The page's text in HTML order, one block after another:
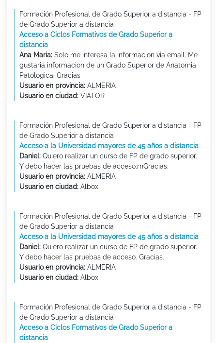
Formación Profesional de Grado Superior a distancia - FP
de Grado Superior a distancia
Acceso a Ciclos Formativos de Grado Superior a
distancia
Ana Maria: Solo me interesa la informacion via email. Me
gustaria informacion de un Grado Superior de Anatomia
Patologica. Gracias
Usuario en provincia: ALMERIA
Usuario en ciudad: VIATOR
Formación Profesional de Grado Superior a distancia - FP
de Grado Superior a distancia
Acceso a la Universidad mayores de 45 años a distancia
Daniel: Quiero realizar un curso de FP de grado superior.
Y debo hacer las pruebas de acceso.rnGracias.
Usuario en provincia: ALMERIA
Usuario en ciudad: Albox
Formación Profesional de Grado Superior a distancia - FP
de Grado Superior a distancia
Acceso a la Universidad mayores de 45 años a distancia
Daniel: Quiero realizar un curso de FP de grado superior.
Y debo hacer las pruebas de acceso. Gracias.
Usuario en provincia: ALMERIA
Usuario en ciudad: Albox
Formación Profesional de Grado Superior a distancia - FP
de Grado Superior a distancia
Acceso a Ciclos Formativos de Grado Superior a
distancia